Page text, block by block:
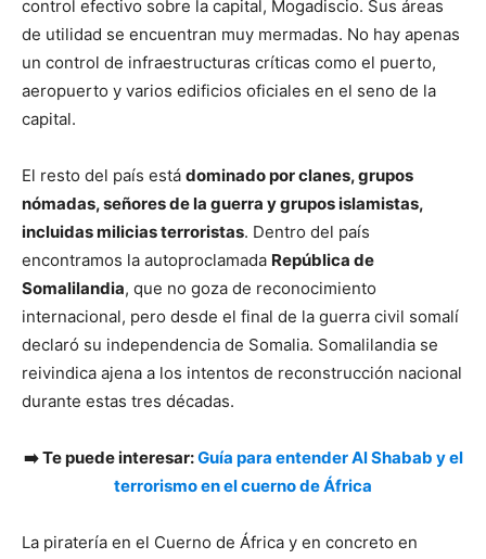
control efectivo sobre la capital, Mogadiscio. Sus áreas
de utilidad se encuentran muy mermadas. No hay apenas
un control de infraestructuras críticas como el puerto,
aeropuerto y varios edificios oficiales en el seno de la
capital.
El resto del país está dominado por clanes, grupos
nómadas, señores de la guerra y grupos islamistas,
incluidas milicias terroristas. Dentro del país
encontramos la autoproclamada República de
Somalilandia, que no goza de reconocimiento
internacional, pero desde el final de la guerra civil somalí
declaró su independencia de Somalia. Somalilandia se
reivindica ajena a los intentos de reconstrucción nacional
durante estas tres décadas.
➡️ Te puede interesar:Guía para entender Al Shabab y el
terrorismo en el cuerno de África
La piratería en el Cuerno de África y en concreto en